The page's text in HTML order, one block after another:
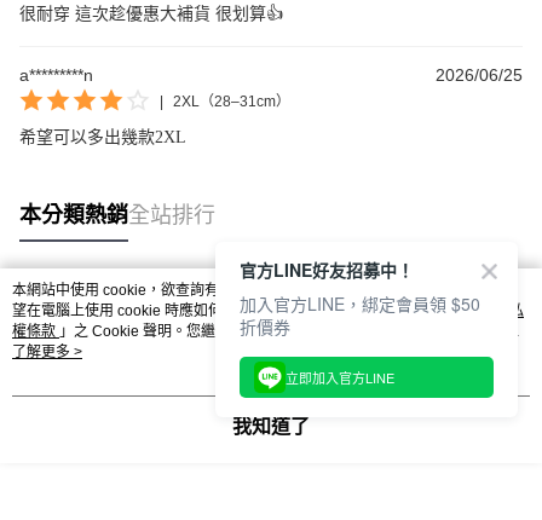
很耐穿 這次趁優惠大補貨 很划算👍
a*********n 2026/06/25
2XL（28–31cm）
希望可以多出幾款2XL
本分類熱銷全站排行
熱門標籤
本網站中使用 cookie，欲查詢有關本網站使用 cookie 方式之詳情，及若您不希
望在電腦上使用 cookie 時應如何變更電腦的 cookie 設定，請參閱本網站「
隱私
權條款 」之 Cookie 聲明。您繼續使用本網站即表示您同意本公司得按本網站使
用條款之 Cookie 聲明使用 cookie。
了解更多 >
我知道了
立刻加入體驗：
官方LINE好友招募中！
加入官方LINE，綁定會員領 $50
折價券
立即加入官方LINE